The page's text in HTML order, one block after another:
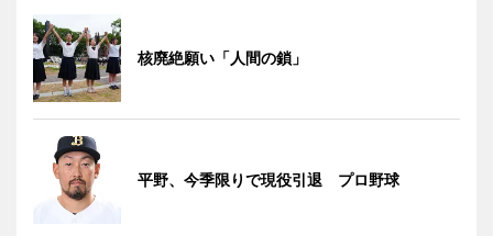
核廃絶願い「人間の鎖」
平野、今季限りで現役引退 プロ野球